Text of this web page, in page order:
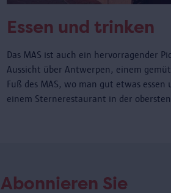
Essen und trinken
Das MAS ist auch ein hervorragender
Aussicht über Antwerpen, einem
Fuß des MAS, wo man gut etwas
einem Sternerestaurant in der
Abonnieren Sie